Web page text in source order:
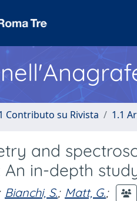
Contributo su Rivista 1.1
and
An in-depth
Bianchi, S.; Matt, G.;